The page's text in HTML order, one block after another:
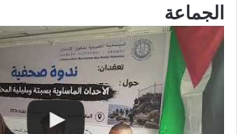
الجماعة